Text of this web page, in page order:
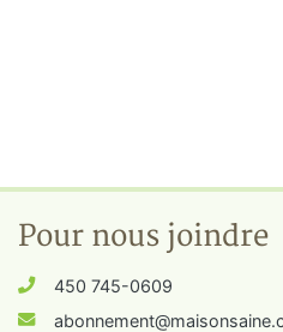
Pour nous joindre
450 745-0609